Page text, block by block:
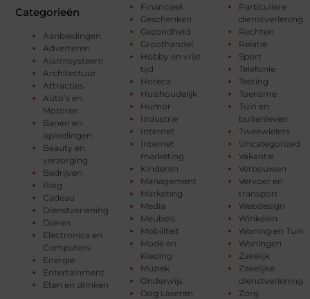
Categorieën
Aanbiedingen
Adverteren
Alarmsysteem
Architectuur
Attracties
Auto’s en
Motoren
Banen en
opleidingen
Beauty en
verzorging
Bedrijven
Blog
Cadeau
Dienstverlening
Dieren
Electronica en
Computers
Energie
Entertainment
Eten en drinken
Financieel
Geschenken
Gezondheid
Groothandel
Hobby en vrije
tijd
Horeca
Huishoudelijk
Humor
Industrie
Internet
Internet
marketing
Kinderen
Management
Marketing
Media
Meubels
Mobiliteit
Mode en
Kleding
Muziek
Onderwijs
Oog Laseren
Particuliere
dienstverlening
Rechten
Relatie
Sport
Telefonie
Testing
Toerisme
Tuin en
buitenleven
Tweewielers
Uncategorized
Vakantie
Verbouwen
Vervoer en
transport
Webdesign
Winkelen
Woning en Tuin
Woningen
Zakelijk
Zakelijke
dienstverlening
Zorg